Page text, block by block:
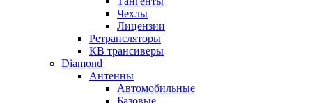
Чехлы
Лицензии
Ретрансляторы
КВ трансиверы
Diamond
Антенны
Автомобильные
Базовые